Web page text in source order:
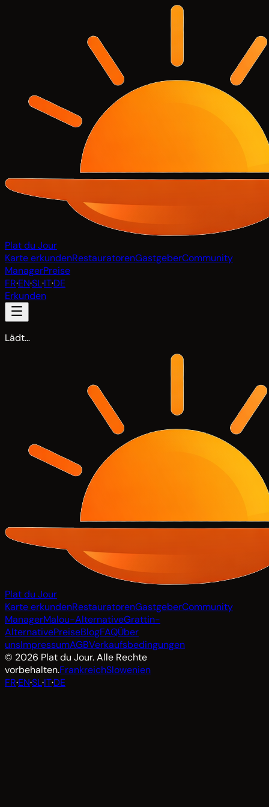
Plat du Jour
Karte erkundenRestauratorenGastgeberCommunity
ManagerPreise
FR·EN·SL·IT·DE
Erkunden
Lädt…
Plat du Jour
Karte erkundenRestauratorenGastgeberCommunity
ManagerMalou-AlternativeGrattin-
AlternativePreiseBlogFAQÜber
unsImpressumAGBVerkaufsbedingungen
© 2026 Plat du Jour. Alle Rechte
vorbehalten.FrankreichSlowenien
FR·EN·SL·IT·DE